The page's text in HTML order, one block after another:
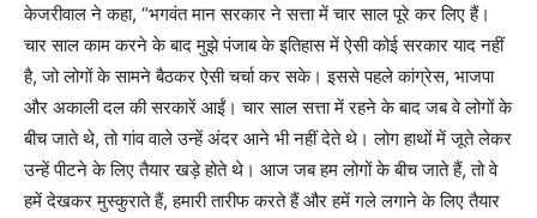
केजरीवाल ने कहा, “भगवंत मान सरकार ने सत्ता में चार साल पूरे कर लिए हैं।
चार साल काम करने के बाद मुझे पंजाब के इतिहास में ऐसी कोई सरकार याद नहीं
है, जो लोगों के सामने बैठकर ऐसी चर्चा कर सके। इससे पहले कांग्रेस, भाजपा
और अकाली दल की सरकारें आईं। चार साल सत्ता में रहने के बाद जब वे लोगों के
बीच जाते थे, तो गांव वाले उन्हें अंदर आने भी नहीं देते थे। लोग हाथों में जूते लेकर
उन्हें पीटने के लिए तैयार खड़े होते थे। आज जब हम लोगों के बीच जाते हैं, तो वे
हमें देखकर मुस्कुराते हैं, हमारी तारीफ करते हैं और हमें गले लगाने के लिए तैयार